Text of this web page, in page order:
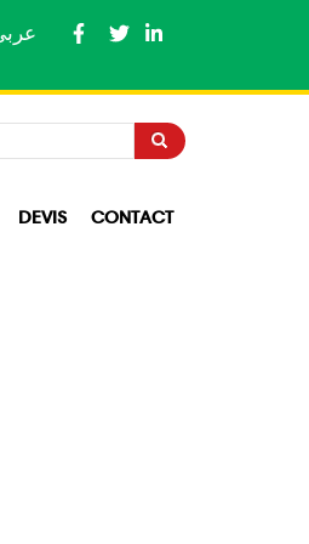
DEVIS CONTACT